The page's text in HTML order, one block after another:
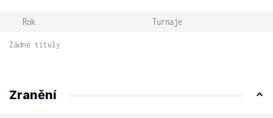
Rok Turnaje
Žádné tituly
Zranění